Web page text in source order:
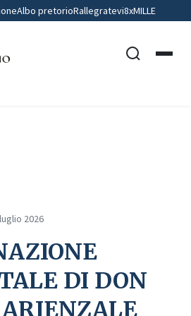
Albo pretorioRallegratevi8xMILLE
2026
DI DON